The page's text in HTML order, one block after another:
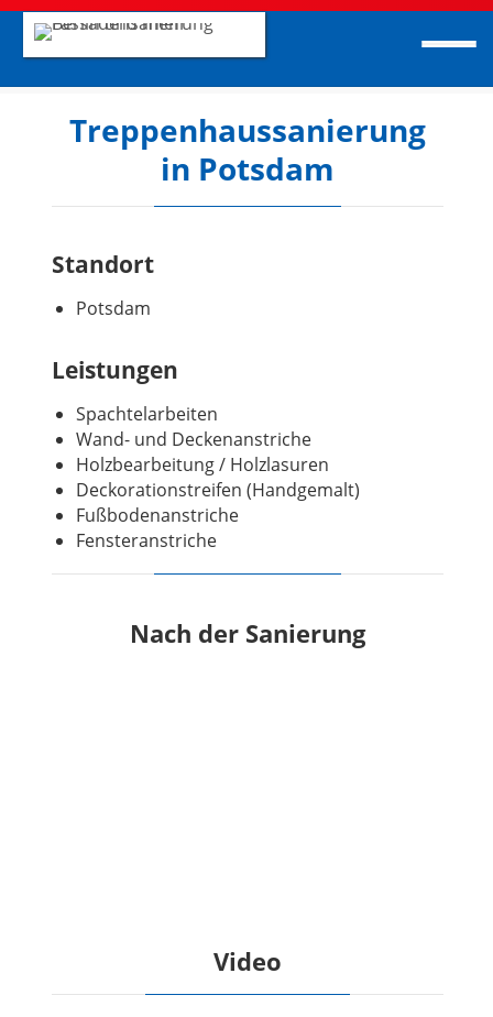
Treppenhaussanierung
in Potsdam
Standort
Potsdam
Leistungen
Spachtelarbeiten
Wand- und Deckenanstriche
Holzbearbeitung / Holzlasuren
Deckorationstreifen (Handgemalt)
Fußbodenanstriche
Fensteranstriche
Nach der Sanierung
Video